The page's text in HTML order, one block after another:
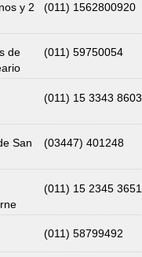
y 2
(011) 1562800920
de
(011) 59750054
(011) 15 3343 8603
San
(03447) 401248
(011) 15 2345 3651
(011) 58799492